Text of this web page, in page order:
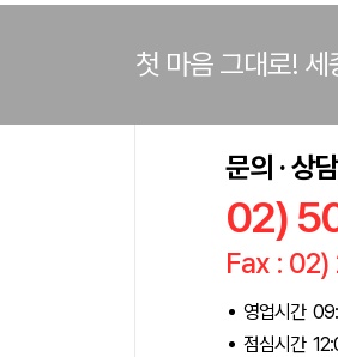
첫 마음 그대로!
문의 · 상
02)
Fax :
영업시간
점심시간